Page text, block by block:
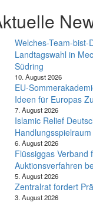
Welches-Team-
Landtagswahl in
Südring
10. August 2026
EU-
Ideen für Europas
7. August 2026
Islamic Relief
6. August 2026
Flüssiggas Verband
Auktionsverfahren
5. August 2026
Zentralrat fordert
3. August 2026